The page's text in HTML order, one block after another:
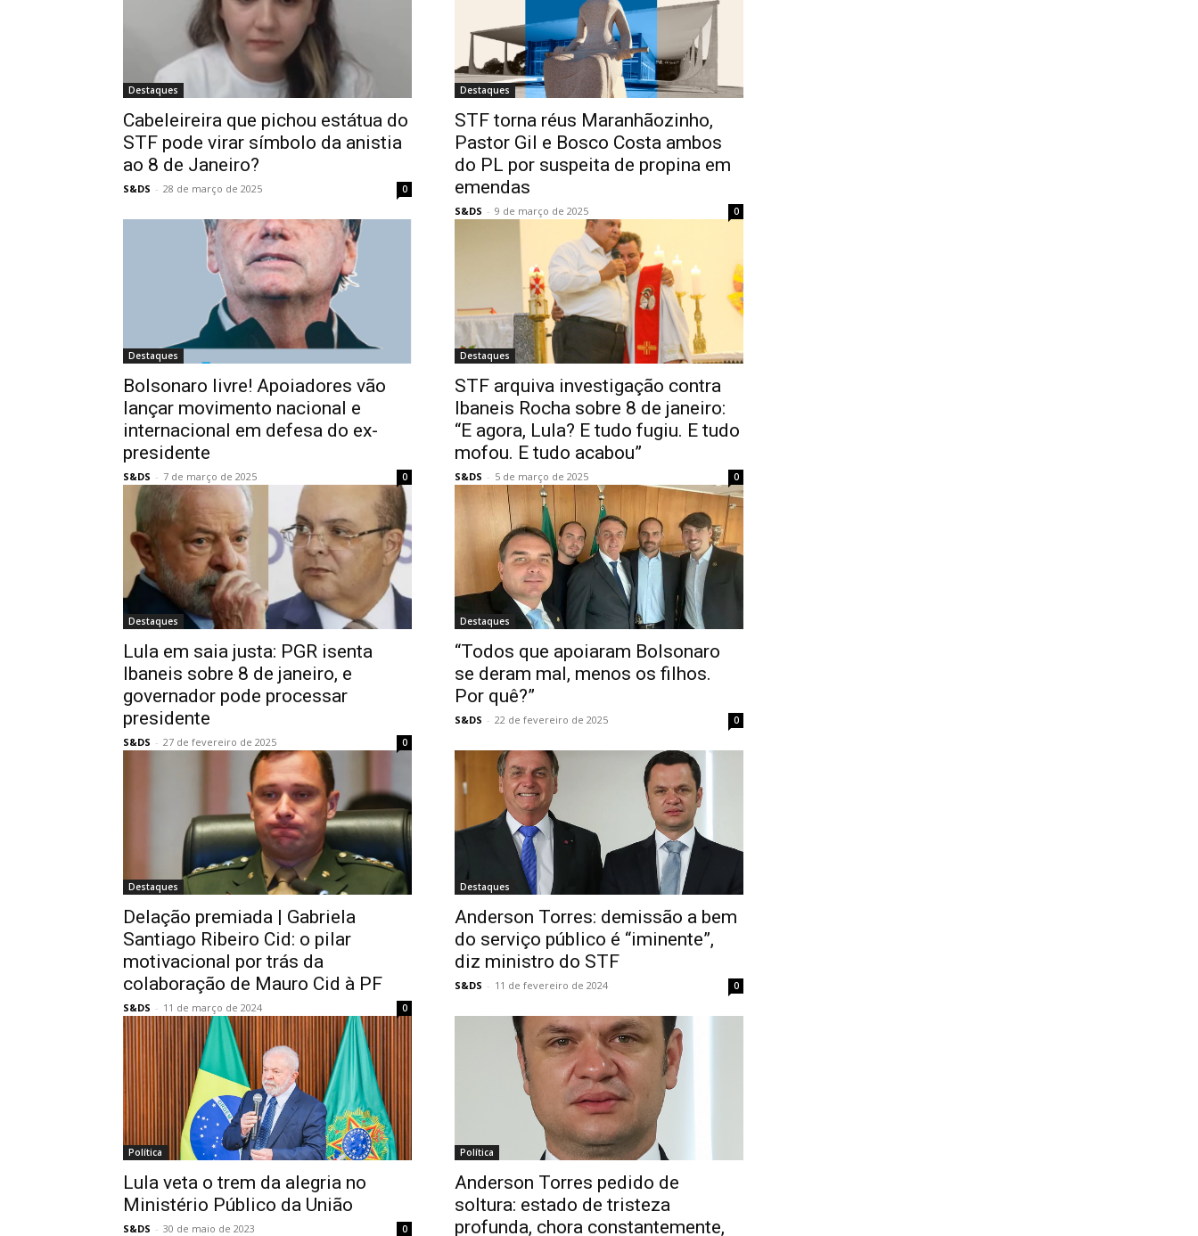
Destaques
Cabeleireira que pichou estátua do
STF pode virar símbolo da anistia
ao 8 de Janeiro?
S&DS - 28 de março de 2025 0
Destaques
STF torna réus Maranhãozinho,
Pastor Gil e Bosco Costa ambos
do PL por suspeita de propina em
emendas
S&DS - 9 de março de 2025 0
Destaques
Bolsonaro livre! Apoiadores vão
lançar movimento nacional e
internacional em defesa do ex-
presidente
S&DS - 7 de março de 2025 0
Destaques
STF arquiva investigação contra
Ibaneis Rocha sobre 8 de janeiro:
“E agora, Lula? E tudo fugiu. E tudo
mofou. E tudo acabou”
S&DS - 5 de março de 2025 0
Destaques
Lula em saia justa: PGR isenta
Ibaneis sobre 8 de janeiro, e
governador pode processar
presidente
S&DS - 27 de fevereiro de 2025 0
Destaques
“Todos que apoiaram Bolsonaro
se deram mal, menos os filhos.
Por quê?”
S&DS - 22 de fevereiro de 2025 0
Destaques
Delação premiada | Gabriela
Santiago Ribeiro Cid: o pilar
motivacional por trás da
colaboração de Mauro Cid à PF
S&DS - 11 de março de 2024 0
Destaques
Anderson Torres: demissão a bem
do serviço público é “iminente”,
diz ministro do STF
S&DS - 11 de fevereiro de 2024 0
Política
Lula veta o trem da alegria no
Ministério Público da União
S&DS - 30 de maio de 2023 0
Política
Anderson Torres pedido de
soltura: estado de tristeza
profunda, chora constantemente,